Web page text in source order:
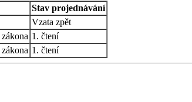
Stav projednávání
Vzata zpět
1. čtení
1. čtení